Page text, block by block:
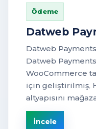
Ödeme
Datweb
Datweb
Datweb
WooCommerce
için geliştirilmiş,
altyapısını
İncele